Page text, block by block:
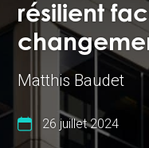
résilient
Matthis Baudet
26 juillet 2024